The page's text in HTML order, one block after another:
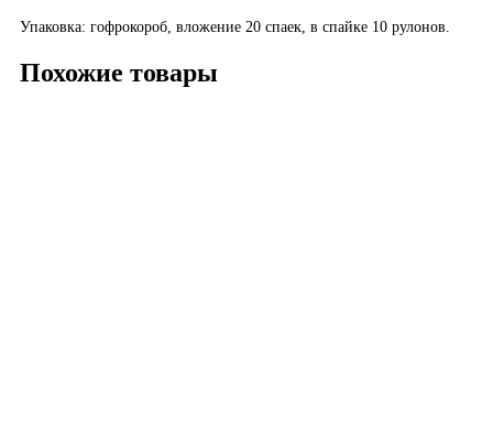
Упаковка: гофрокороб, вложение 20 спаек, в спайке 10 рулонов.
Похожие товары